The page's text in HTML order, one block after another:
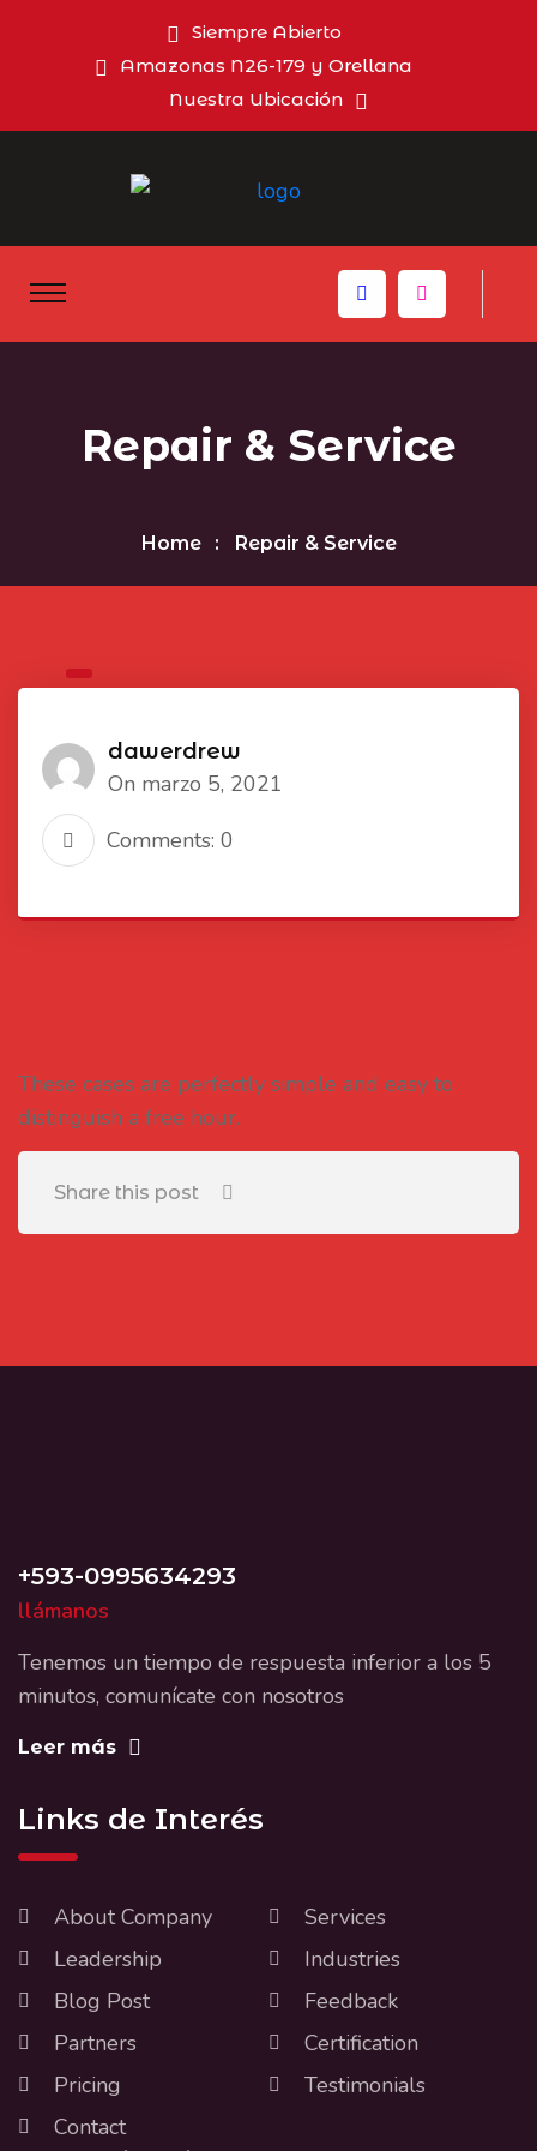
Siempre Abierto
Amazonas N26-179 y Orellana
Nuestra Ubicación
Repair & Service
Home Repair & Service
dawerdrew
On marzo 5, 2021
Comments: 0
These cases are perfectly simple and easy to
distinguish a free hour.
Share this post
+593-0995634293
llámanos
Tenemos un tiempo de respuesta inferior a los 5
minutos, comunícate con nosotros
Leer más
Links de Interés
About Company
Services
Leadership
Industries
Blog Post
Feedback
Partners
Certification
Pricing
Testimonials
Contact